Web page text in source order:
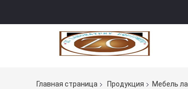
Главная страница Продукция Мебель